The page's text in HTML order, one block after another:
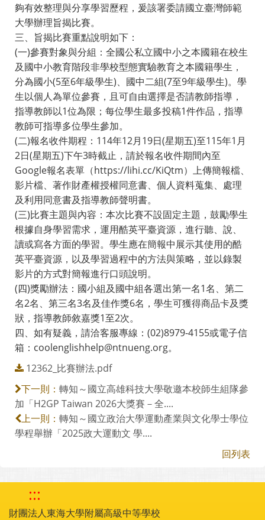
夠有效整理與分享學習歷程，爰該署委請國立臺灣師範
大學辦理旨揭比賽。
三、旨揭比賽重點說明如下：
(一)參賽對象與分組：全國公私立國中小之本國籍在校生
及國中小教育階段非學校型態實驗教育之本國籍學生，
分為國小(5至6年級學生)、國中二組(7至9年級學生)。學
生以個人為單位參賽，且可自由選擇是否請教師指導，
指導教師以1位為限；每位學生最多投稿1件作品，指導
教師可指導多位學生參加。
(二)報名收件期程：114年12月19日(星期五)至115年1月
2日(星期五)下午3時截止，請於報名收件期間內至
Google報名表單（https://lihi.cc/KiQtm）上傳簡報檔、
影片檔、著作財產權授權同意書、個人資料蒐集、處理
及利用同意書及指導教師聲明書。
(三)比賽主題與內容：本次比賽不設固定主題，鼓勵學生
根據自身學習需求，運用酷英平臺資源，進行聽、說、
讀或寫各方面的學習。學生應在簡報中展示其使用的酷
英平臺資源，以及學習過程中的方法與策略，並以錄製
影片的方式對簡報進行口頭說明。
(四)獎勵辦法：國小組及國中組各選出第一名1名、第二
名2名、第三名3名及佳作獎6名，學生可獲得商品卡及獎
狀，指導教師敘嘉獎1至2次。
四、如有疑義，請洽客服專線：(02)8979-4155或電子信
箱：coolenglishhelp@ntnueng.org。
12362_比賽辦法.pdf
下一則： 轉知～國立高雄科技大學敬邀本校師生組隊參
加「H2GP Taiwan 2026大獎賽－全....
上一則： 轉知～國立政治大學運動產業與文化學士學位
學程舉辦「2025政大運動文 學....
回列表
:::
財團法人東海大學附屬高級中等學校